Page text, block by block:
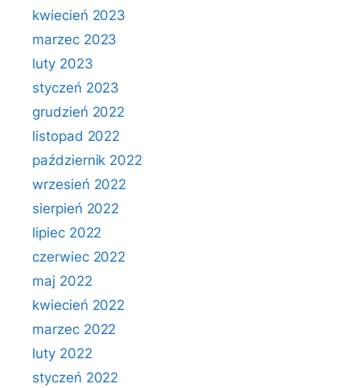
kwiecień 2023
marzec 2023
luty 2023
styczeń 2023
grudzień 2022
listopad 2022
październik 2022
wrzesień 2022
sierpień 2022
lipiec 2022
czerwiec 2022
maj 2022
kwiecień 2022
marzec 2022
luty 2022
styczeń 2022